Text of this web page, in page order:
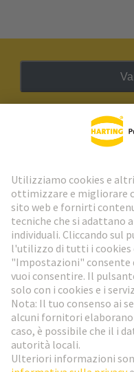
Newsletter HARTING
Vai al registrazione
Social Media
Svizzera